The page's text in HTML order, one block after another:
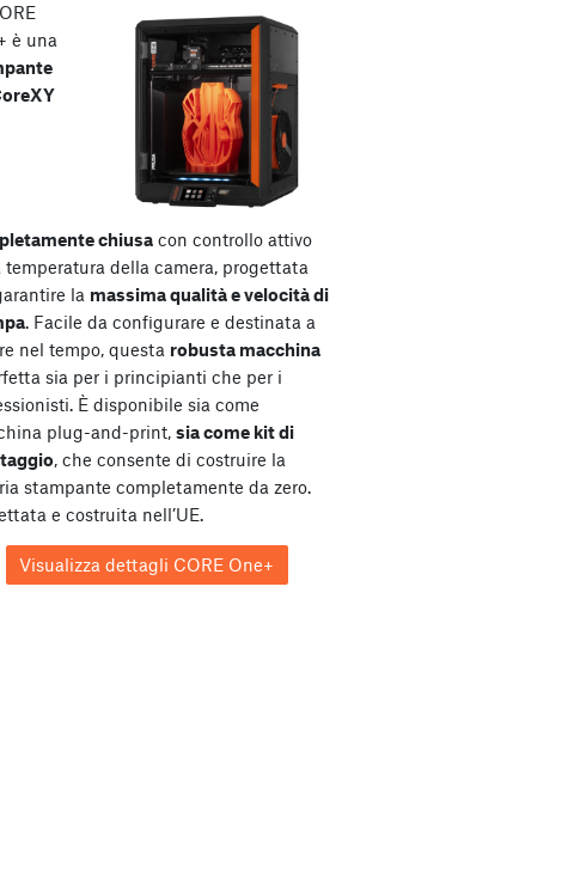
è una
chiusacon controllo attivo
temperatura della camera, progettata
la massima qualità e velocità di
. Facile da configurare e destinata a
nel tempo, questa robusta macchina
sia per i principianti che per i
È disponibile sia come
plug-and-print, sia come kit di
, che consente di costruire la
stampante completamente da zero.
e costruita nell’UE.
Visualizza dettagli CORE One+